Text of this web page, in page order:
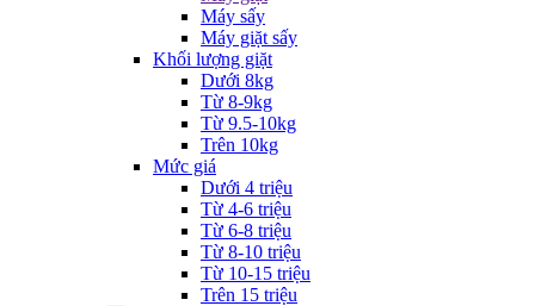
Máy sấy
Máy giặt sấy
Khối lượng giặt
Dưới 8kg
Từ 8-9kg
Từ 9.5-10kg
Trên 10kg
Mức giá
Dưới 4 triệu
Từ 4-6 triệu
Từ 6-8 triệu
Từ 8-10 triệu
Từ 10-15 triệu
Trên 15 triệu